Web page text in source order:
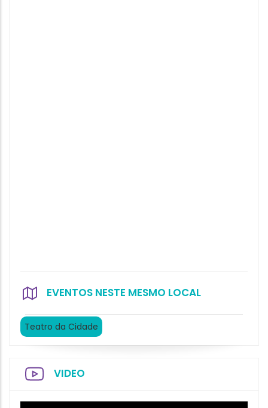
EVENTOS NESTE MESMO LOCAL
Teatro da Cidade
VIDEO